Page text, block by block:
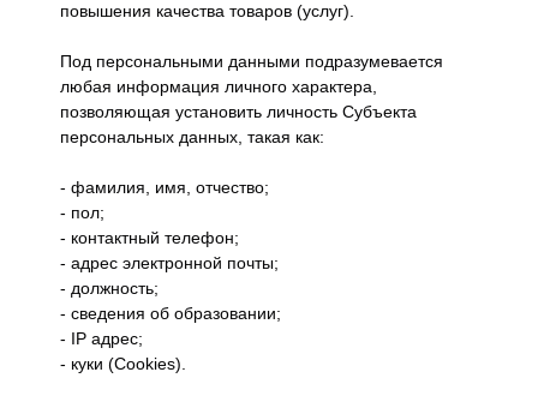
повышения качества товаров (услуг).
Под персональными данными подразумевается
любая информация личного характера,
позволяющая установить личность Субъекта
персональных данных, такая как:
- фамилия, имя, отчество;
- пол;
- контактный телефон;
- адрес электронной почты;
- должность;
- сведения об образовании;
- IP адрес;
- куки (Cookies).